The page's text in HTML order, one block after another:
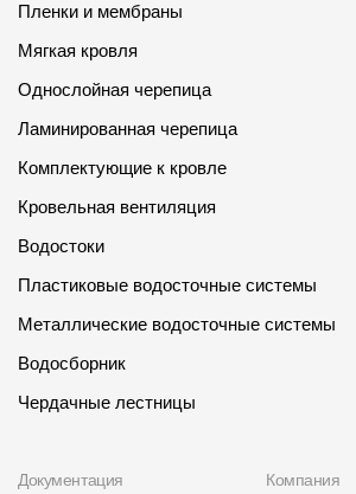
Комплектующие к кровле
Кровельная вентиляция
Пластиковые водосточные системы
Металлические водосточные системы
Водосборник
Чердачные лестницы
Документация
Пленки и мембраны
Мягкая кровля
Однослойная черепица
Ламинированная черепица
Комплектующие к кровле
Кровельная вентиляция
Водостоки
Пластиковые водосточные системы
Металлические водосточные системы
Водосборник
Чердачные лестницы
Документация Компания